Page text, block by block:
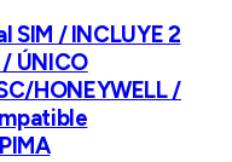
SIM / INCLUYE 2
ÚNICO
HONEYWELL /